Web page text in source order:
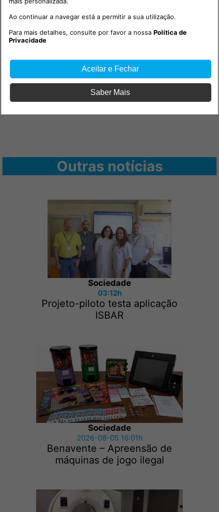
Outras notícias
Sociedade
03:12h
Projeto-piloto testa aplicação
ISBAR
Sociedade
2026-08-05 16:01h
Benavente – Apreensão de
máquinas de jogo ilegal
Ao continuar a navegar está a permitir a sua utilização.
Para mais detalhes, consulte por favor a nossaPolítica de
Privacidade
Aceitar e Fechar
Saber Mais